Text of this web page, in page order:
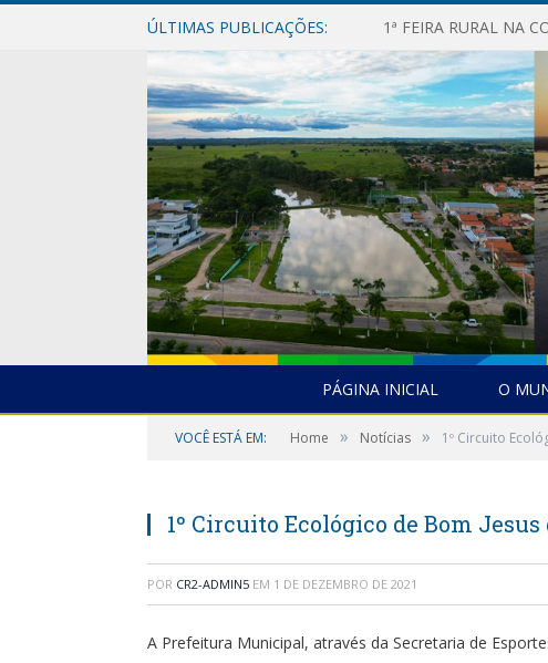
ÚLTIMAS PUBLICAÇÕES: 1ª FEIRA RURAL NA
PÁGINA INICIAL O
VOCÊ ESTÁ EM: Home » Notícias » 1º Circuito
1º Circuito Ecológico de Bom
POR CR2-ADMIN5 EM 1 DE DEZEMBRO DE 2021
A Prefeitura Municipal, através da Secretaria de